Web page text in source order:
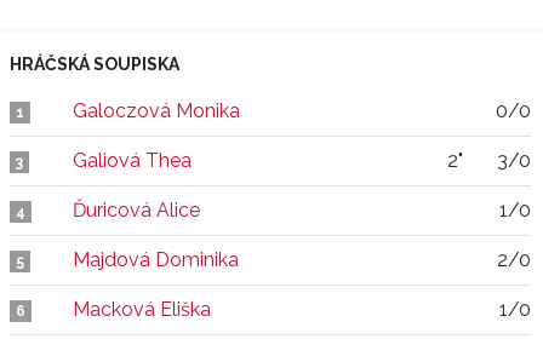
HRÁČSKÁ SOUPISKA
1 Galoczová Monika 0/0
3 Galiová Thea 2" 3/0
4 Ďuricová Alice 1/0
5 Majdová Dominika 2/0
6 Macková Eliška 1/0